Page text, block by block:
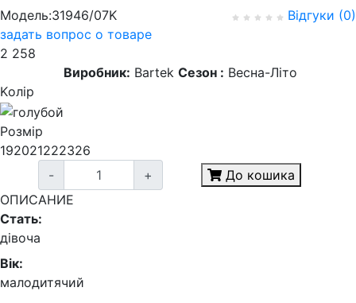
Модель:31946/07K
Відгуки (0)
задать вопрос о товаре
2 258
Виробник: Bartek Сезон : Весна-Літо
Kолір
Розмір
192021222326
-
+
До кошика
ОПИСАНИЕ
Стать:
дівоча
Вік:
малодитячий